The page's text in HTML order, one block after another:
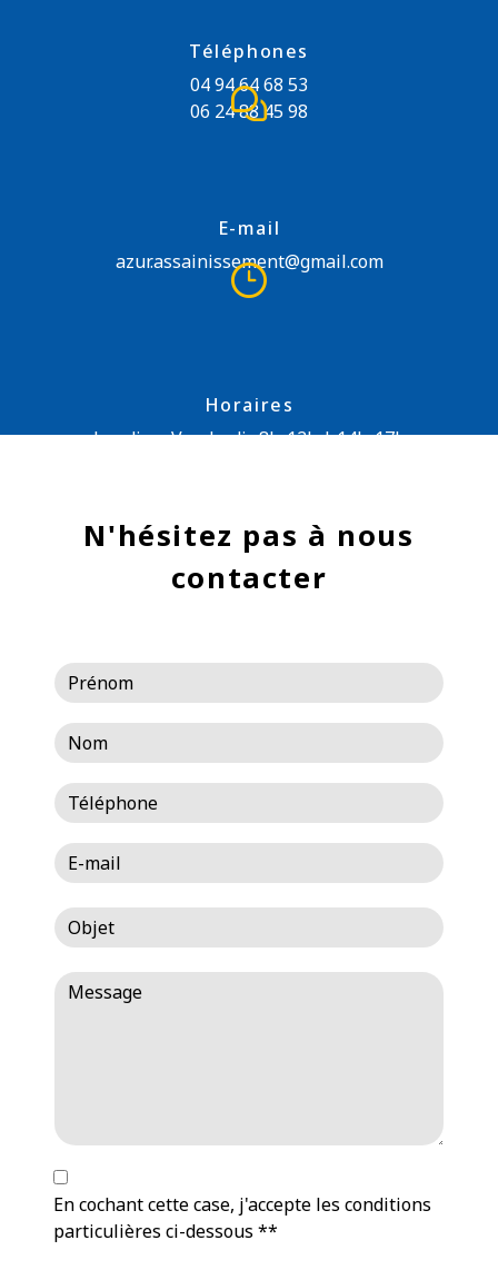
Téléphones
04 94 64 68 53
06 24 88 45 98
E-mail
azur.assainissement@gmail.com
Horaires
Lundi au Vendredi : 8h-12h | 14h-17h
N'hésitez pas à nous
contacter
En cochant cette case, j'accepte les conditions
particulières ci-dessous **